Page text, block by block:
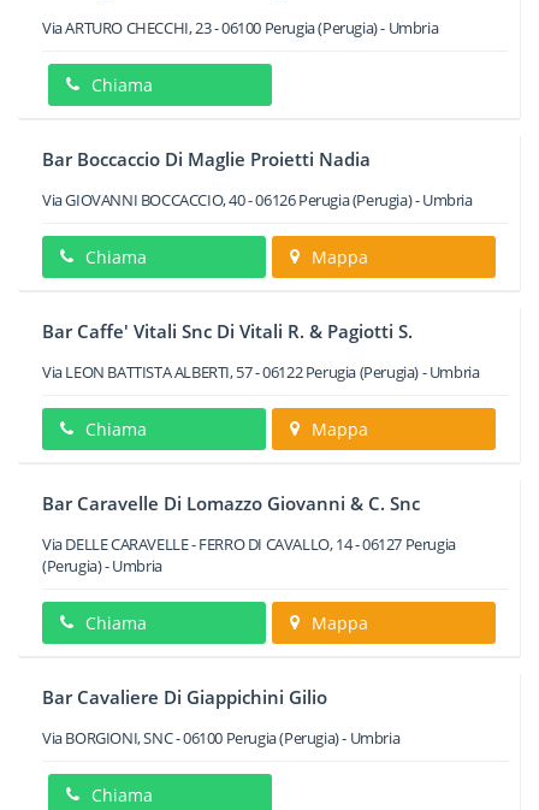
Via ARTURO CHECCHI, 23-06100 Perugia(Perugia) - Umbria
Chiama
Bar Boccaccio Di Maglie Proietti Nadia
Via GIOVANNI BOCCACCIO, 40-06126Perugia(Perugia) -Umbria
Chiama Mappa
Bar Caffe' Vitali Snc Di Vitali R. & Pagiotti S.
Via LEON BATTISTA ALBERTI, 57-06122 Perugia(Perugia) -Umbria
Chiama Mappa
Bar Caravelle Di Lomazzo Giovanni & C. Snc
Via DELLE CARAVELLE - FERRO DI CAVALLO, 14-06127 Perugia
(Perugia) -Umbria
Chiama Mappa
Bar Cavaliere Di Giappichini Gilio
Via BORGIONI, SNC-06100 Perugia(Perugia) - Umbria
Chiama